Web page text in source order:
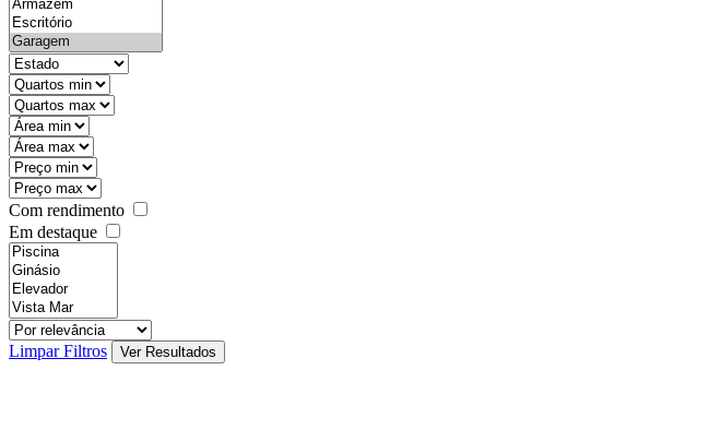
state
mintypo
maxtypo
minarea
maxarea
minprice
maxprice
Com rendimento
Em destaque
features
realestateOrder
Limpar Filtros
Ver Resultados